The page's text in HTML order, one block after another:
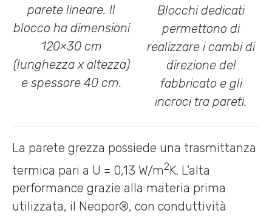
parete lineare. Il
blocco ha dimensioni
120×30 cm
(lunghezza x altezza)
e spessore 40 cm.
Blocchi dedicati
permettono di
realizzare i cambi di
direzione del
fabbricato e gli
incroci tra pareti.
La parete grezza possiede una trasmittanza
termica pari a U = 0,13 W/m2K. L’alta
performance grazie alla materia prima
utilizzata, il Neopor®, con conduttività